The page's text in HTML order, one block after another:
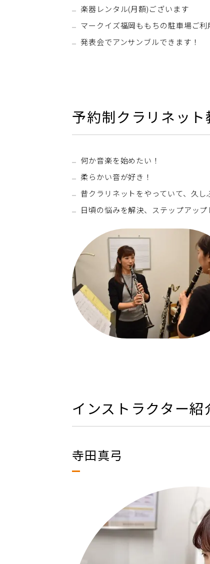
楽器レンタル(月額)ございます
マークイズ福岡ももちの駐車場ご
発表会でアンサンブルできます！
予約制クラリネッ
何か音楽を始めたい！
柔らかい音が好き！
昔クラリネットをやっていて、久し
日頃の悩みを解決、ステップアップ
インストラクター紹
寺田真弓